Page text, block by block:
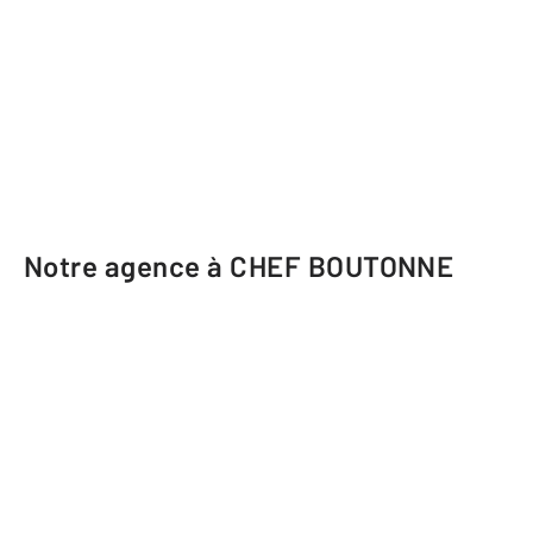
Notre agence à CHEF BOUTONNE